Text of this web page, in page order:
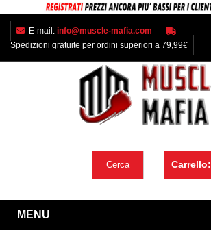
E-mail: info@muscle-mafia.com
Spedizioni gratuite per ordini superiori a 79,99€
Carrello:
Cerca
MENU